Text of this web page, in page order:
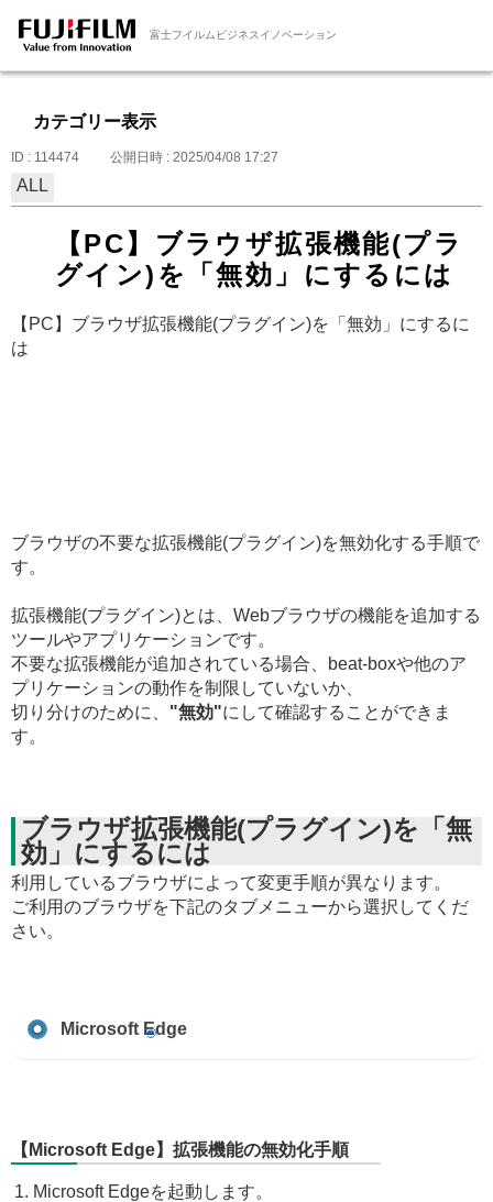
富士フイルムビジネスイノベーション
カテゴリー表示
ID : 114474 公開日時 : 2025/04/08 17:27
ALL
【PC】ブラウザ拡張機能(プラ
グイン)を「無効」にするには
【PC】ブラウザ拡張機能(プラグイン)を「無効」にするに
は
ブラウザの不要な拡張機能(プラグイン)を無効化する手順で
す。
拡張機能(プラグイン)とは、Webブラウザの機能を追加する
ツールやアプリケーションです。
不要な拡張機能が追加されている場合、beat-boxや他のア
プリケーションの動作を制限していないか、
切り分けのために、 "無効"にして確認することができま
す。
ブラウザ拡張機能(プラグイン)を「無
効」にするには
利用しているブラウザによって変更手順が異なります。
ご利用のブラウザを下記のタブメニューから選択してくだ
さい。
Microsoft Edge
【Microsoft Edge】拡張機能の無効化手順
Microsoft Edgeを起動します。